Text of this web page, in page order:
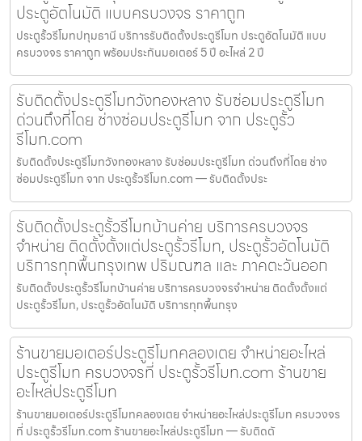
ประตูอัตโนมัติ แบบครบวงจร ราคาถูก
ประตูรั้วรีโมทปทุมธานี บริการรับติดตั้งประตูรีโมท ประตูอัตโนมัติ แบบ
ครบวงจร ราคาถูก พร้อมประกันมอเตอร์ 5 ปี อะไหล่ 2 ปี
รับติดตั้งประตูรีโมทวังทองหลาง รับซ่อมประตูรีโมท
ด่วนถึงที่โดย ช่างซ่อมประตูรีโมท จาก ประตูรั้ว
รีโมท.com
รับติดตั้งประตูรีโมทวังทองหลาง รับซ่อมประตูรีโมท ด่วนถึงที่โดย ช่าง
ซ่อมประตูรีโมท จาก ประตูรั้วรีโมท.com — รับติดตั้งประ
รับติดตั้งประตูรั้วรีโมทบ้านค่าย บริการครบวงจร
จำหน่าย ติดตั้งตั้งแต่ประตูรั้วรีโมท, ประตูรั้วอัตโนมัติ
บริการทุกพื้นกรุงเทพ ปริมณฑล และ ภาคตะวันออก
รับติดตั้งประตูรั้วรีโมทบ้านค่าย บริการครบวงจรจำหน่าย ติดตั้งตั้งแต่
ประตูรั้วรีโมท, ประตูรั้วอัตโนมัติ บริการทุกพื้นกรุง
ร้านขายมอเตอร์ประตูรีโมทคลองเตย จำหน่ายอะไหล่
ประตูรีโมท ครบวงจรที่ ประตูรั้วรีโมท.com ร้านขาย
อะไหล่ประตูรีโมท
ร้านขายมอเตอร์ประตูรีโมทคลองเตย จำหน่ายอะไหล่ประตูรีโมท ครบวงจร
ที่ ประตูรั้วรีโมท.com ร้านขายอะไหล่ประตูรีโมท — รับติดตั